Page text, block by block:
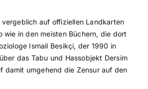
vergeblich auf offiziellen Landkarten
wie in den meisten Büchern, die dort
Ismail Besikçi, der 1990 in
das Tabu und Hassobjekt Dersim
damit umgehend die Zensur auf den